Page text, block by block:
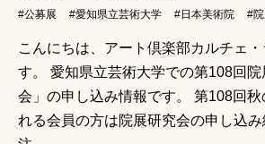
#公募展
#愛知県立芸術大学 #日本美術院 #
こんにちは、アート倶楽部カルチェ
す。 愛知県立芸術大学での第108回
会」の申し込み情報です。 第108回秋
れる会員の方は院展研究会の申し込